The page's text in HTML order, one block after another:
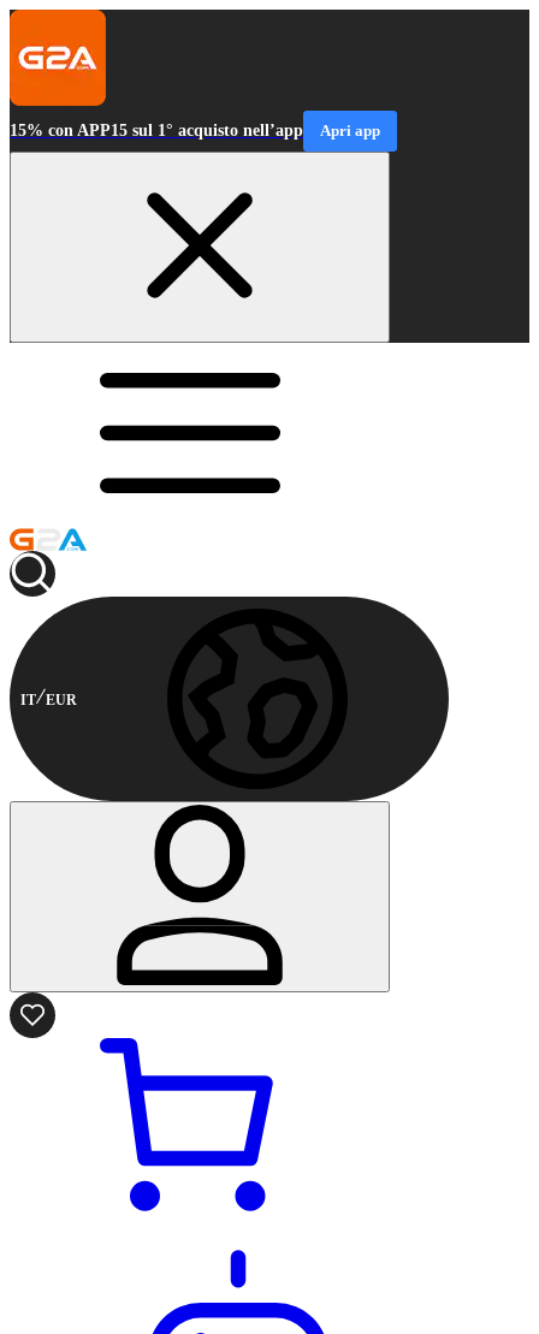
15% con APP15 sul 1° acquisto nell’app Apri app
IT EUR